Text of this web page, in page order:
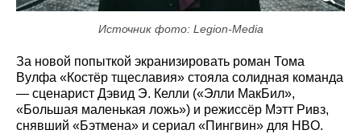
Источник фото: Legion-Media
За новой попыткой экранизировать роман Тома
Вулфа «Костёр тщеславия» стояла солидная команда
— сценарист Дэвид Э. Келли («Элли МакБил»,
«Большая маленькая ложь») и режиссёр Мэтт Ривз,
снявший «Бэтмена» и сериал «Пингвин» для HBO.